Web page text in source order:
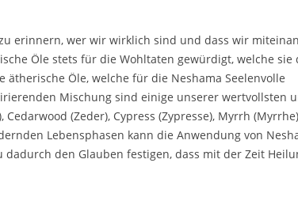
erinnern, wer wir wirklich sind und dass wir
Öle stets für die Wohltaten gewürdigt, welche sie
Öle, welche für die Neshama Seelenvolle
Mischung sind einige unserer wertvollsten
(Zeder), Cypress (Zypresse), Myrrh
Lebensphasen kann die Anwendung von
den Glauben festigen, dass mit der Zeit